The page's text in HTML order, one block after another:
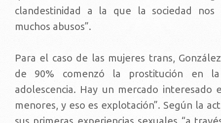
clandestinidad a la que la sociedad nos
muchos abusos”.
Para el caso de las mujeres trans,
de 90% comenzó la prostitución en
adolescencia. Hay un mercado interesado
menores, y eso es explotación”. Según la